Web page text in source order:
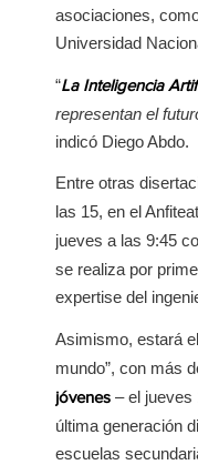
asociaciones,
Universidad
“La Inteligencia
representan el
indicó Diego Abdo.
Entre otras
las 15, en el
jueves a las 9:45
se realiza por
expertise del
Asimismo, estará
mundo”, con más
jóvenes – el jueves
última generación
escuelas